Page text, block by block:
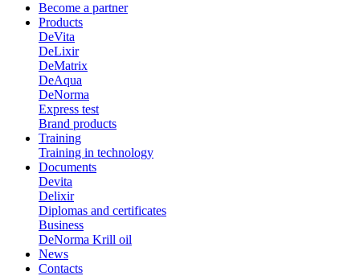
Become a partner
Products
DeVita
DeLixir
DeMatrix
DeAqua
DeNorma
Express test
Brand products
Training
Training in technology
Documents
Devita
Delixir
Diplomas and certificates
Business
DeNorma Krill oil
News
Contacts